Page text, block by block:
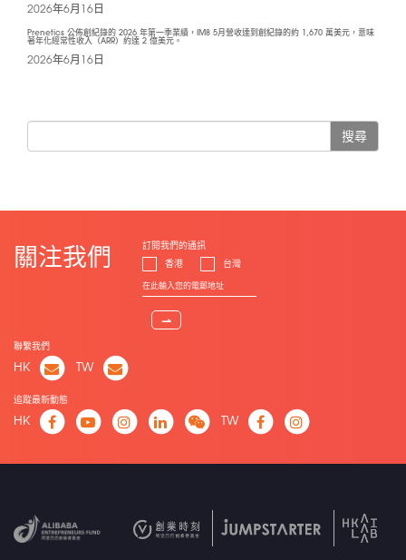
2026年6月16日
Prenetics 公佈創紀錄的 2026 年第一季業績，IM8 5月營收達到創紀錄的約 1,670 萬美元，意味
著年化經常性收入（ARR）約達 2 億美元。
2026年6月16日
搜尋
關注我們
訂閱我們的通訊
香港
台灣
⇀
聯繫我們
HK TW
追蹤最新動態
HK TW